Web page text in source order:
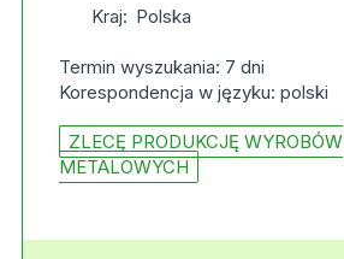
Kraj: Polska
Termin wyszukania: 7 dni
Korespondencja w języku: polski
ZLECĘ PRODUKCJĘ WYROBÓW
METALOWYCH